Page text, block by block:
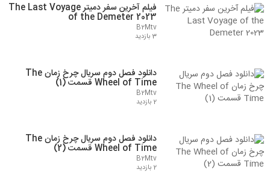
فیلم آخرین سفر دمیتر The Last Voyage
of the Demeter 2023
B2Mtv
3 بازدید
دانلود فصل دوم سریال چرخ زمان The
Wheel of Time قسمت (1)
B2Mtv
2 بازدید
دانلود فصل دوم سریال چرخ زمان The
Wheel of Time قسمت (2)
B2Mtv
2 بازدید